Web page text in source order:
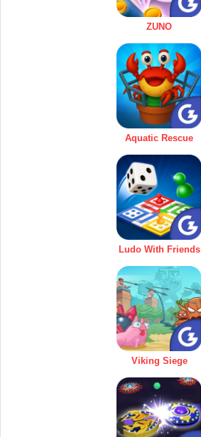
ZUNO
Aquatic Rescue
Ludo With Friends
Viking Siege